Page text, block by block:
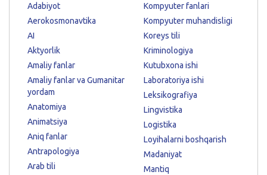
Adabiyot
Aerokosmonavtika
AI
Aktyorlik
Amaliy fanlar
Amaliy fanlar va Gumanitar
yordam
Anatomiya
Animatsiya
Aniq fanlar
Antrapologiya
Arab tili
Kompyuter fanlari
Kompyuter muhandisligi
Koreys tili
Kriminologiya
Kutubxona ishi
Laboratoriya ishi
Leksikografiya
Lingvistika
Logistika
Loyihalarni boshqarish
Madaniyat
Mantiq